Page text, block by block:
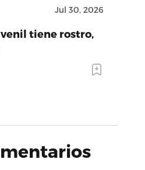
Jul 30, 2026
tiene rostro,